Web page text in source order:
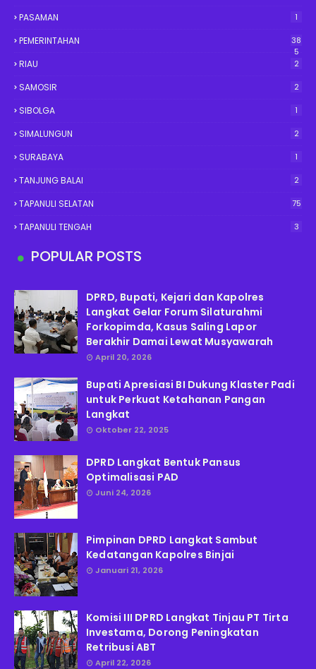
PASAMAN 1
PEMERINTAHAN
38
5
RIAU 2
SAMOSIR 2
SIBOLGA 1
SIMALUNGUN 2
SURABAYA 1
TANJUNG BALAI 2
TAPANULI SELATAN 75
TAPANULI TENGAH 3
POPULAR POSTS
DPRD, Bupati, Kejari dan Kapolres
Langkat Gelar Forum Silaturahmi
Forkopimda, Kasus Saling Lapor
Berakhir Damai Lewat Musyawarah
April 20, 2026
Bupati Apresiasi BI Dukung Klaster Padi
untuk Perkuat Ketahanan Pangan
Langkat
Oktober 22, 2025
DPRD Langkat Bentuk Pansus
Optimalisasi PAD
Juni 24, 2026
Pimpinan DPRD Langkat Sambut
Kedatangan Kapolres Binjai
Januari 21, 2026
Komisi III DPRD Langkat Tinjau PT Tirta
Investama, Dorong Peningkatan
Retribusi ABT
April 22, 2026